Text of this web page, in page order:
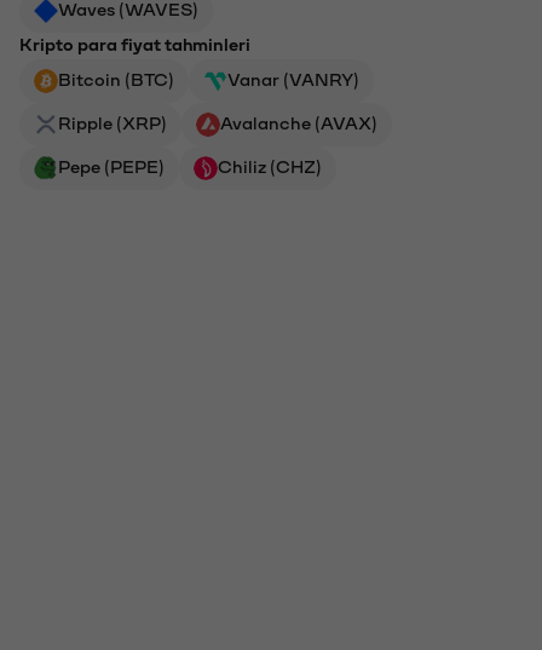
Waves (WAVES)
Kripto para fiyat tahminleri
Bitcoin (BTC)
Vanar (VANRY)
Ripple (XRP) Avalanche (AVAX)
Pepe (PEPE) Chiliz (CHZ)